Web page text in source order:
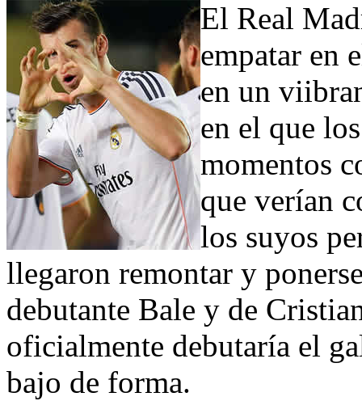
El Real
empatar en
en un
en el que
momentos
que verían
los suyos
llegaron remontar y
debutante Bale y de
oficialmente debutaría el
bajo de forma.